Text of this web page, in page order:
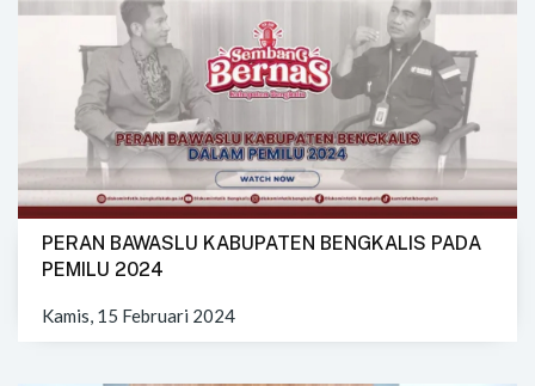
PERAN BAWASLU KABUPATEN BENGKALIS PADA
PEMILU 2024
Kamis, 15 Februari 2024